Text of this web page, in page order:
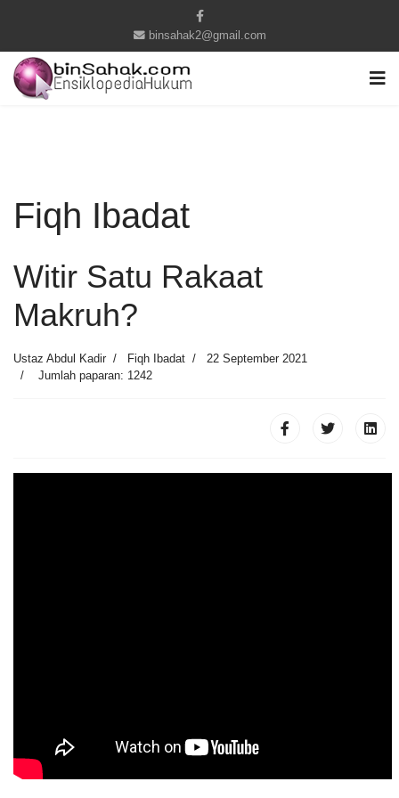
binsahak2@gmail.com
Fiqh Ibadat
Witir Satu Rakaat
Makruh?
Ustaz Abdul Kadir Fiqh Ibadat
22 September 2021
Jumlah paparan: 1242